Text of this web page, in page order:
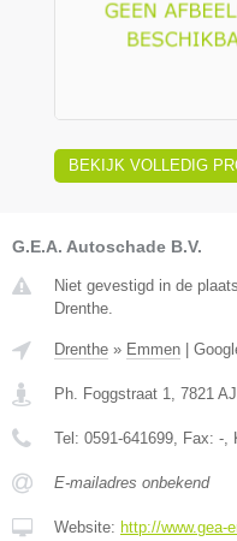
BEKIJK VOLLEDIG
G.E.A. Autoschade B.V.
Niet gevestigd in de
Drenthe.
Drenthe » Emmen |
Ph. Foggstraat 1 7821 AJ
Tel: 0591-641699 , Fax: -
E-mailadres onbekend
Website: http://www.gea-